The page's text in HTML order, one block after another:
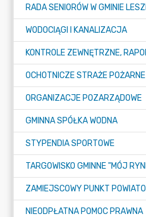
RADA SENIORÓW W GMINIE
WODOCIĄGI I KANALIZACJA
OCHOTNICZE STRAŻE POŻARNE
ORGANIZACJE POZARZĄDOWE
GMINNA SPÓŁKA WODNA
STYPENDIA SPORTOWE
TARGOWISKO GMINNE "MÓJ
NIEODPŁATNA POMOC PRAWNA